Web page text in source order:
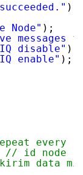
);
Node" );
messages
disable" );
enable" );
every
// id node
data